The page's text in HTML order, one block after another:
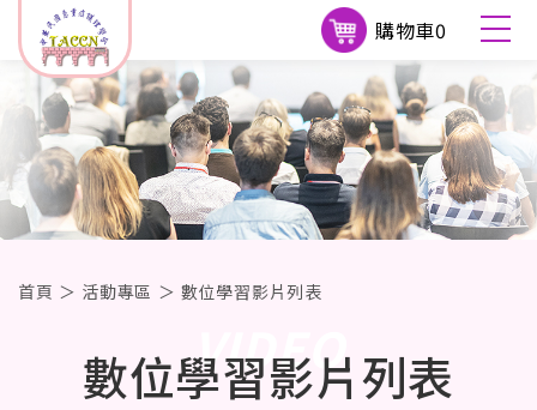
購物車0
首頁 ＞ 活動專區 ＞ 數位學習影片列表
數位學習影片列表
VIDEO